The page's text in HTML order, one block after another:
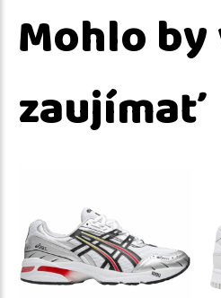
Mohlo by
zaujímať